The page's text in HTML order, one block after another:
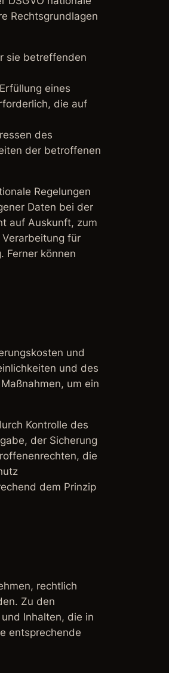
Rechtsgrundlagen
sie betreffenden
eines
die auf
des
der betroffenen
Regelungen
Daten bei der
auf Auskunft, zum
für
Ferner können
und
und des
um ein
Kontrolle des
der Sicherung
die
dem Prinzip
rechtlich
Zu den
Inhalten, die in
entsprechende